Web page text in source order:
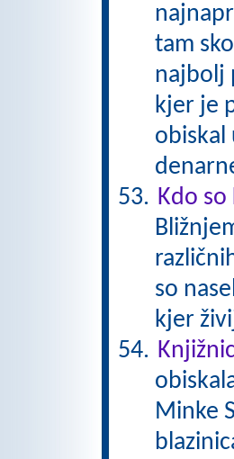
tam
najbolj
kjer je
obiskal
Kdo so
so
kjer
Minke